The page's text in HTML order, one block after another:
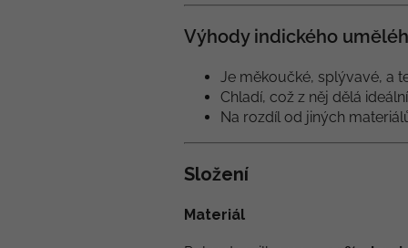
Výhody indického
Je měkoučké, splývavé, a
Chladí, což z něj dělá
Na rozdíl od jiných
Složení
Materiál